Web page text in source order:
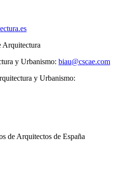
Arquitectura
y Urbanismo: biau@cscae.com
y Urbanismo:
de Arquitectos de España